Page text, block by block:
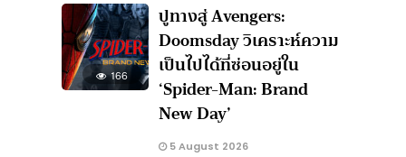
166
ปูทางสู่ Avengers:
Doomsday วิเคราะห์ความ
เป็นไปได้ที่ซ่อนอยู่ใน
‘Spider-Man: Brand
New Day’
5 August 2026